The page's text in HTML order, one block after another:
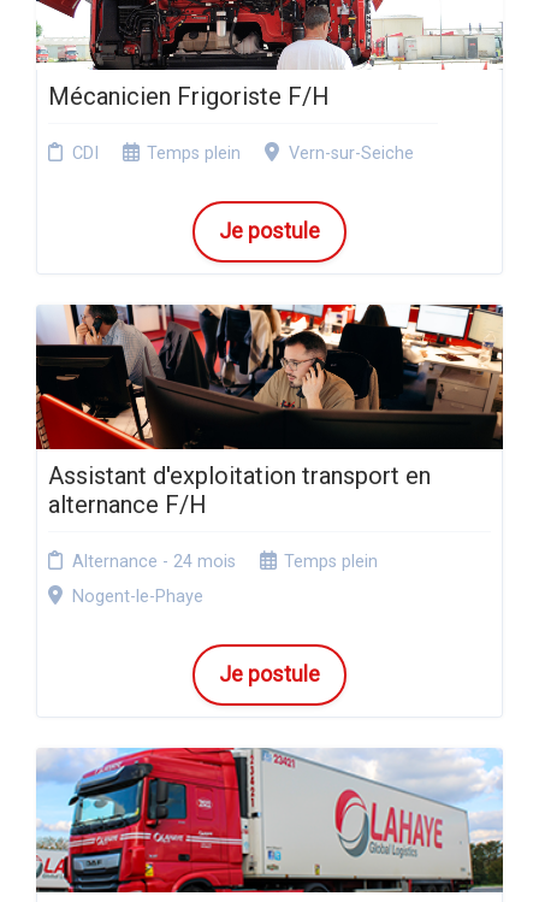
Mécanicien Frigoriste F/H
CDI Temps plein Vern-sur-Seiche
Je postule
Assistant d'exploitation transport en
alternance F/H
Alternance - 24 mois
Temps plein
Nogent-le-Phaye
Je postule